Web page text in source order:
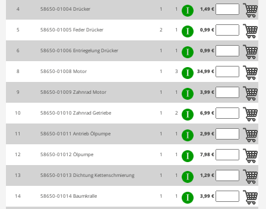
4 58650-01004Drücker 1 1 1,49 €
5 58650-01005 Feder Drücker 2 1 0,99 €
6 58650-01006 Entriegelung Drücker 1 1 0,99 €
8 58650-01008 Motor 1 3 34,99 €
9 58650-01009 Zahnrad Motor 1 1 3,99 €
10 58650-01010Zahnrad Getriebe 1 2 6,99 €
11 58650-01011 Antrieb Ölpumpe 1 1 2,99 €
12 58650-01012 Ölpumpe 1 1 7,98 €
13 58650-01013 Dichtung Kettenschmierung 1 1 1,29 €
14 58650-01014Baumkralle 1 1 3,99 €